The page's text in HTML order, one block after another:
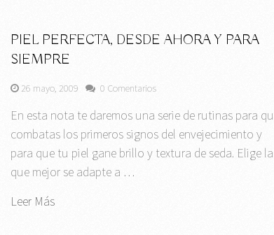
PIEL PERFECTA, DESDE AHORA Y PARA
SIEMPRE
26 mayo, 2009 0 Comentarios
En esta nota te daremos una serie de rutinas para
combatas los primeros signos del envejecimiento y
para que tu piel gane brillo y textura de seda. Elige la
que mejor se adapte a …
Leer Más